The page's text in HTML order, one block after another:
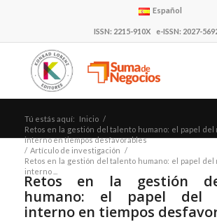
Español
ISSN: 2215-910X e-ISSN: 2027-
Tú estás aquí: Inicio /
Retos en la gestión del talento humano: el papel del
interno en tiempos desfavorables
/ Artículo de investigación /
Retos en la gestión del talento humano: el papel del
interno ...
Retos en la gestión
humano: el papel del
interno en tiempos